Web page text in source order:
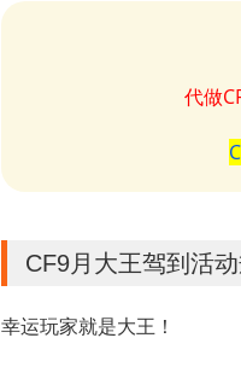
代做
CF9月大王驾到活动
幸运玩家就是大王！